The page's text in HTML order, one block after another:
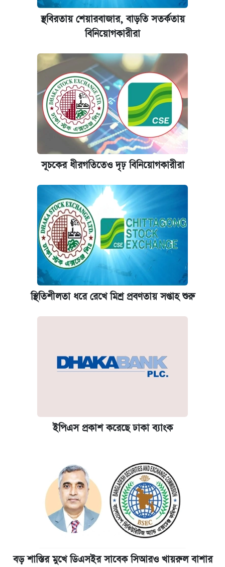
স্থবিরতায় শেয়ারবাজার, বাড়তি সতর্কতায়
বিনিয়োগকারীরা
সূচকের ধীরগতিতেও দৃঢ় বিনিয়োগকারীরা
স্থিতিশীলতা ধরে রেখে মিশ্র প্রবণতায় সপ্তাহ শুরু
ইপিএস প্রকাশ করেছে ঢাকা ব্যাংক
বড় শাস্তির মুখে ডিএসইর সাবেক সিআরও খায়রুল বাশার